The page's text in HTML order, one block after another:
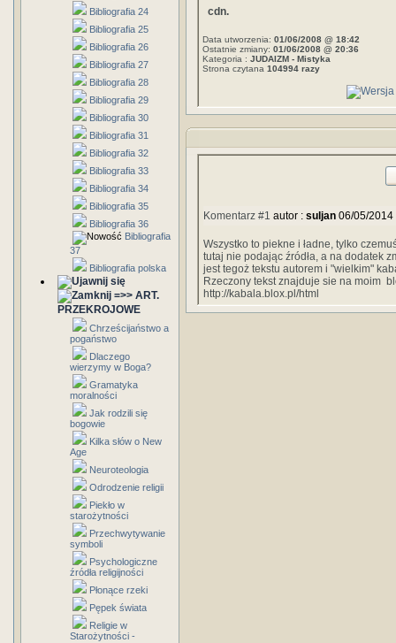
Bibliografia 24
Bibliografia 25
Bibliografia 26
Bibliografia 27
Bibliografia 28
Bibliografia 29
Bibliografia 30
Bibliografia 31
Bibliografia 32
Bibliografia 33
Bibliografia 34
Bibliografia 35
Bibliografia 36
Bibliografia
37
Bibliografia polska
=>> ART.
PRZEKROJOWE
Chrześcijaństwo a
pogaństwo
Dlaczego
wierzymy w Boga?
Gramatyka
moralności
Jak rodzili się
bogowie
Kilka słów o New
Age
Neuroteologia
Odrodzenie religii
Piekło w
starożytności
Przechwytywanie
symboli
Psychologiczne
źródła religijności
Płonące rzeki
Pępek świata
Religie w
Starożytności -
cdn.
Data utworzenia: 01/06/2008 @ 18:42
Ostatnie zmiany: 01/06/2008 @ 20:36
Kategoria : JUDAIZM - Mistyka
Strona czytana 104994 razy
Komentarz #1 autor : suljan 06/05/2014
Wszystko to piekne i ładne, tylko
tutaj nie podając źródła, a na dodatek
jest tegoż tekstu autorem i "wielkim"
Rzeczony tekst znajduje sie na moim
http://kabala.blox.pl/html